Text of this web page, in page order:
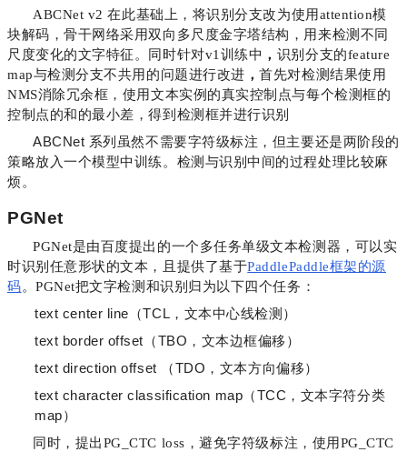
ABCNet v2 在此基础上，将识别分支改为使用attention模
块解码，骨干网络采用双向多尺度金字塔结构，用来检测不同
尺度变化的文字特征。同时针对v1训练中 ， 识别分支的feature
map与检测分支不共用的问题进行改进 ，首先对检测结果使用
NMS消除冗余框，使用文本实例的真实控制点与每个检测框的
控制点的和的最小差，得到检测框并进行识别
ABCNet 系列虽然不需要字符级标注，但主要还是两阶段的
策略放入一个模型中训练。检测与识别中间的过程处理比较麻
烦。
PGNet
PGNet是由百度提出的一个多任务单级文本检测器，可以实
时识别任意形状的文本，且提供了基于PaddlePaddle框架的源
码。PGNet把文字检测和识别归为以下四个任务：
text center line（TCL，文本中心线检测）
text border offset（TBO，文本边框偏移）
text direction offset （TDO，文本方向偏移）
text character classification map（TCC，文本字符分类
map）
同时，提出PG_CTC loss，避免字符级标注，使用PG_CTC